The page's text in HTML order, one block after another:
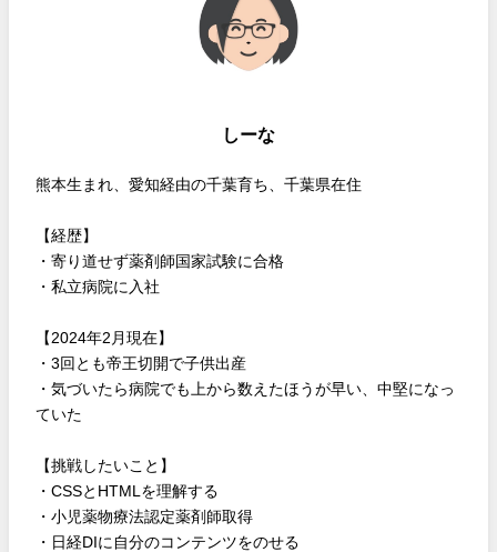
しーな
熊本生まれ、愛知経由の千葉育ち、千葉県在住
【経歴】
・寄り道せず薬剤師国家試験に合格
・私立病院に入社
【2024年2月現在】
・3回とも帝王切開で子供出産
・気づいたら病院でも上から数えたほうが早い、中堅になっ
ていた
【挑戦したいこと】
・CSSとHTMLを理解する
・小児薬物療法認定薬剤師取得
・日経DIに自分のコンテンツをのせる